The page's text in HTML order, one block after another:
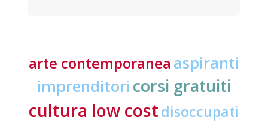
arte contemporanea aspiranti
imprenditori corsi gratuiti
cultura low costdisoccupati